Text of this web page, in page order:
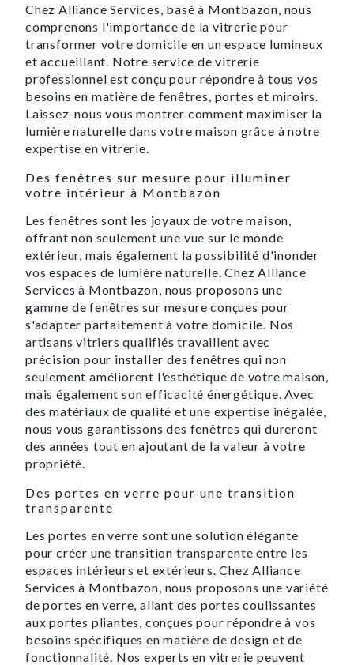
Chez Alliance Services, basé à Montbazon, nous
comprenons l'importance de la vitrerie pour
transformer votre domicile en un espace lumineux
et accueillant. Notre service de vitrerie
professionnel est conçu pour répondre à tous vos
besoins en matière de fenêtres, portes et miroirs.
Laissez-nous vous montrer comment maximiser la
lumière naturelle dans votre maison grâce à notre
expertise en vitrerie.
Des fenêtres sur mesure pour illuminer
votre intérieur à Montbazon
Les fenêtres sont les joyaux de votre maison,
offrant non seulement une vue sur le monde
extérieur, mais également la possibilité d'inonder
vos espaces de lumière naturelle. Chez Alliance
Services à Montbazon, nous proposons une
gamme de fenêtres sur mesure conçues pour
s'adapter parfaitement à votre domicile. Nos
artisans vitriers qualifiés travaillent avec
précision pour installer des fenêtres qui non
seulement améliorent l'esthétique de votre maison,
mais également son efficacité énergétique. Avec
des matériaux de qualité et une expertise inégalée,
nous vous garantissons des fenêtres qui dureront
des années tout en ajoutant de la valeur à votre
propriété.
Des portes en verre pour une transition
transparente
Les portes en verre sont une solution élégante
pour créer une transition transparente entre les
espaces intérieurs et extérieurs. Chez Alliance
Services à Montbazon, nous proposons une variété
de portes en verre, allant des portes coulissantes
aux portes pliantes, conçues pour répondre à vos
besoins spécifiques en matière de design et de
fonctionnalité. Nos experts en vitrerie peuvent